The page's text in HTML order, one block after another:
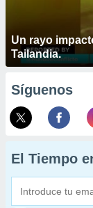
Un rayo
Tailandia.
Síguenos
El Tiempo